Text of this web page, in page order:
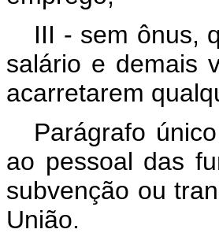
III - sem ônus,
salário e demais
acarretarem
Parágrafo
ao pessoal das
subvenção ou
União.